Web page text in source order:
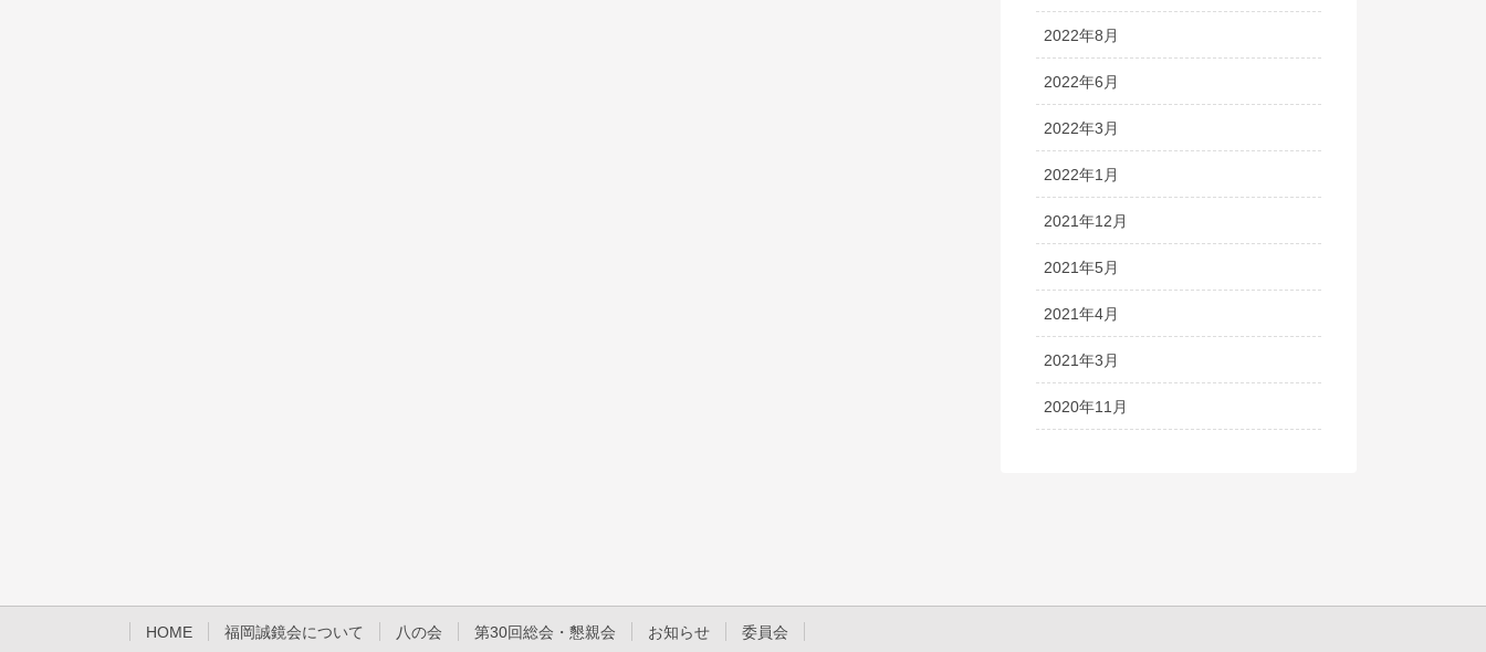
2022年8月
2022年6月
2022年3月
2022年1月
2021年12月
2021年5月
2021年4月
2021年3月
2020年11月
HOME 福岡誠鏡会について 八の会 第30回総会・懇親会 お知らせ 委員会